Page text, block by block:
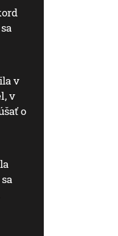
v
v
o